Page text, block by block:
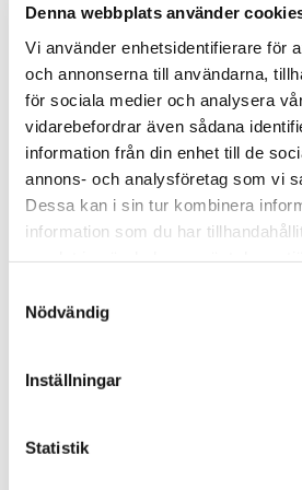
Denna webbplats använder
Vi använder enhetsidentifierare för
och annonserna till användarna,
för sociala medier och analysera
vidarebefordrar även sådana
information från din enhet till de
annons- och analysföretag som vi
Dessa kan i sin tur kombinera
information som du har
Nödvändig
Inställningar
Statistik
Detta är en beställningsvara. Se
arbetsdagar), men kom ihåg att det
Obs!Komplettera med tvättställ i
to open funktion till lådorna,
lådmatta och lådindelning till nedre
En liten men viktig detalj. Ett riktigt
känslan av kvalitet och trygghet.
tillverkade av material och
högsta kvalitet, därför ger 4Aqua dig
Produktinformation